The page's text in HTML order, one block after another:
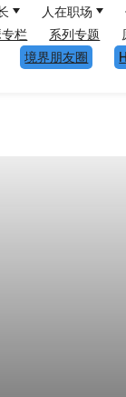
人在职场
栏 系列专题
境界朋友圈